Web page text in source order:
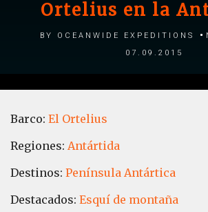
Ortelius en la
by Oceanwide Expeditions
07.09.2015
Barco: El Ortelius
Regiones: Antártida
Destinos: Península Antártica
Destacados: Esquí de montaña